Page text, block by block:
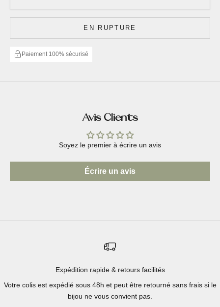
EN RUPTURE
Paiement 100% sécurisé
Avis Clients
Soyez le premier à écrire un avis
Écrire un avis
Expédition rapide & retours facilités
Votre colis est expédié sous 48h et peut être retourné sans frais si le
bijou ne vous convient pas.